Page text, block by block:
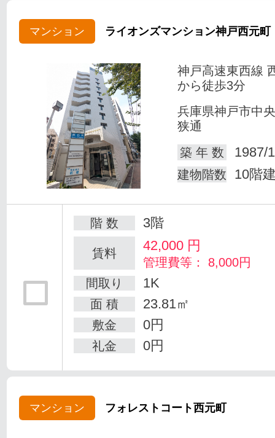
マンション ライオンズマンション神戸西元町
神戸高速東西線
から徒歩3分
兵庫県神戸市中
狭通
築 年 数
1987/
建物階数 10階
階 数 3階
賃料 42,000 円
管理費等： 8,000円
間取り
1K
面 積 23.81㎡
敷金 0円
礼金 0円
マンション フォレストコート西元町